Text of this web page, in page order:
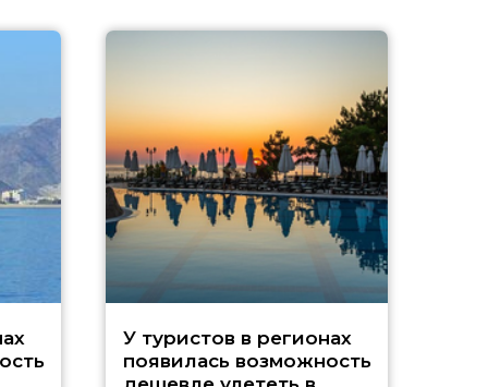
У туристов в регионах
появилась возможность